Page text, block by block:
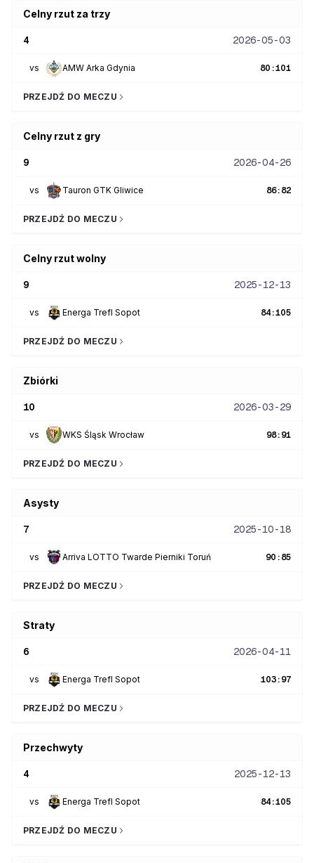
Celny rzut za trzy
4 2026-05-03
vs AMW Arka Gdynia 80 :101
PRZEJDŹ DO MECZU
Celny rzut z gry
9 2026-04-26
vs Tauron GTK Gliwice 86: 82
PRZEJDŹ DO MECZU
Celny rzut wolny
9 2025-12-13
vs Energa Trefl Sopot 84 :105
PRZEJDŹ DO MECZU
Zbiórki
10 2026-03-29
vs WKS Śląsk Wrocław 98: 91
PRZEJDŹ DO MECZU
Asysty
7 2025-10-18
vs Arriva LOTTO Twarde Pierniki Toruń 90 : 85
PRZEJDŹ DO MECZU
Straty
6 2026-04-11
vs Energa Trefl Sopot 103 : 97
PRZEJDŹ DO MECZU
Przechwyty
4 2025-12-13
vs Energa Trefl Sopot 84 :105
PRZEJDŹ DO MECZU